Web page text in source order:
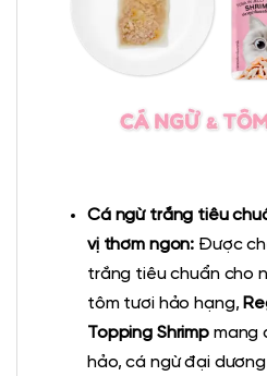
Cá ngừ trắng tiêu
vị thơm ngon: Được
trắng tiêu chuẩn cho
tôm tươi hảo hạng,
Topping Shrimp mang
hảo, cá ngừ đại